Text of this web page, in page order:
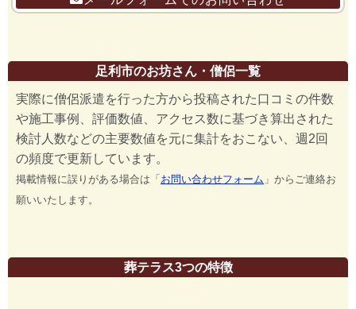
足利市のお坊さん・僧侶一覧
実際に僧侶派遣を行った方から投稿された口コミの件数
や施工事例、評価数値、アクセス数に基づき算出された
検討人数などの主要数値を元に集計をおこない、週2回
の頻度で更新しています。
掲載情報に誤りがある場合は「お問い合わせフォーム 」からご連絡お
願いいたします。
葬テラス3つの特徴